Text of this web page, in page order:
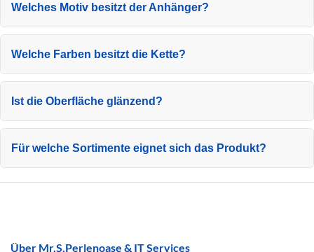
Welches Motiv besitzt der Anhänger?
Welche Farben besitzt die Kette?
Ist die Oberfläche glänzend?
Für welche Sortimente eignet sich das Produkt?
Über Mr.S.Perlenoase & IT Services